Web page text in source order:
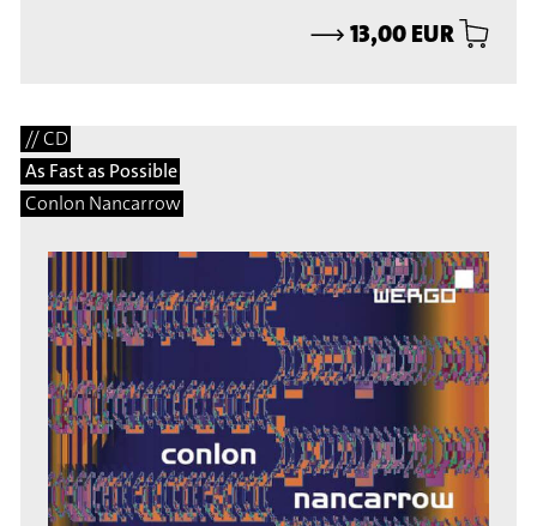
⟶13,00 EUR
// CD
As Fast as Possible
Conlon Nancarrow